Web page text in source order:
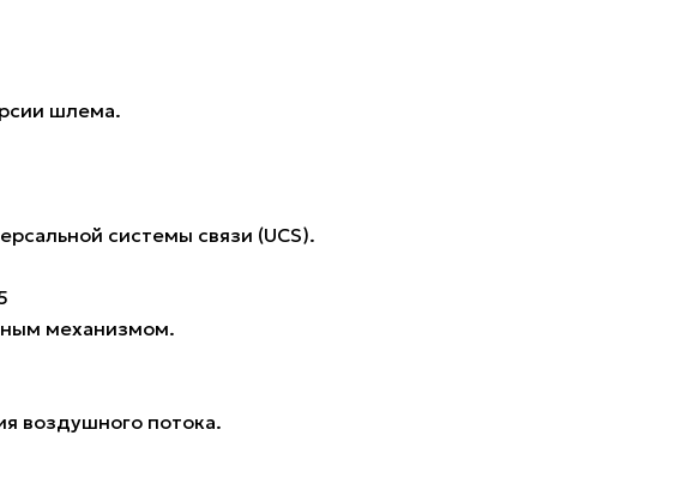
шлема.
системы связи (UCS).
механизмом.
воздушного потока.